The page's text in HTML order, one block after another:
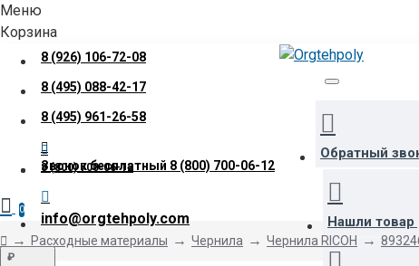
Меню
Корзина
8 (926) 106-72-08
8 (495) 088-42-17
8 (495) 961-26-58
Звонок бесплатный 8 (800) 700-06-12
info@orgtehpoly.com
₽
Обратный
Нашли
8 (800) 700-06-12
0
Расходные материалы Чернила Чернила RICOH